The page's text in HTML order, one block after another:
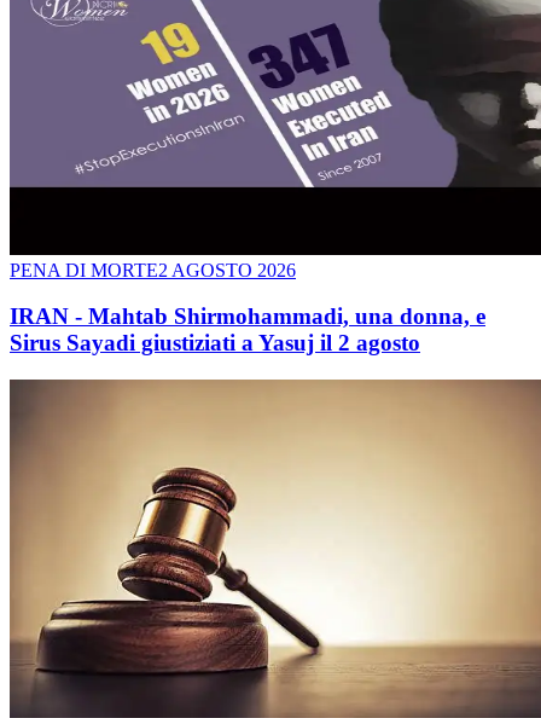
PENA DI MORTE2 AGOSTO 2026
IRAN - Mahtab Shirmohammadi, una donna, e
Sirus Sayadi giustiziati a Yasuj il 2 agosto